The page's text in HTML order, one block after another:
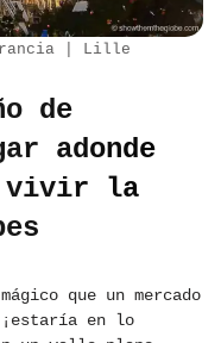
Francia | Lille
de
adonde
vivir la
que un mercado
en lo